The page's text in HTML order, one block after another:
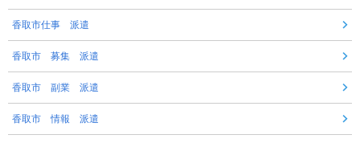
香取市仕事 派遣
香取市 募集 派遣
香取市 副業 派遣
香取市 情報 派遣